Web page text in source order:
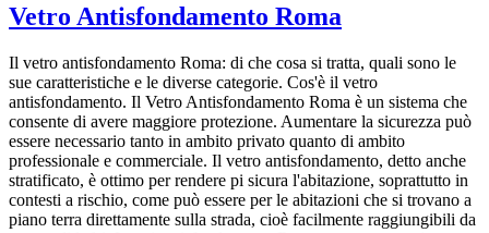
Vetro Antisfondamento Roma
Il vetro antisfondamento Roma: di che cosa si tratta, quali sono le
sue caratteristiche e le diverse categorie. Cos'è il vetro
antisfondamento. Il Vetro Antisfondamento Roma è un sistema che
consente di avere maggiore protezione. Aumentare la sicurezza può
essere necessario tanto in ambito privato quanto di ambito
professionale e commerciale. Il vetro antisfondamento, detto anche
stratificato, è ottimo per rendere pi sicura l'abitazione, soprattutto in
contesti a rischio, come può essere per le abitazioni che si trovano a
piano terra direttamente sulla strada, cioè facilmente raggiungibili da